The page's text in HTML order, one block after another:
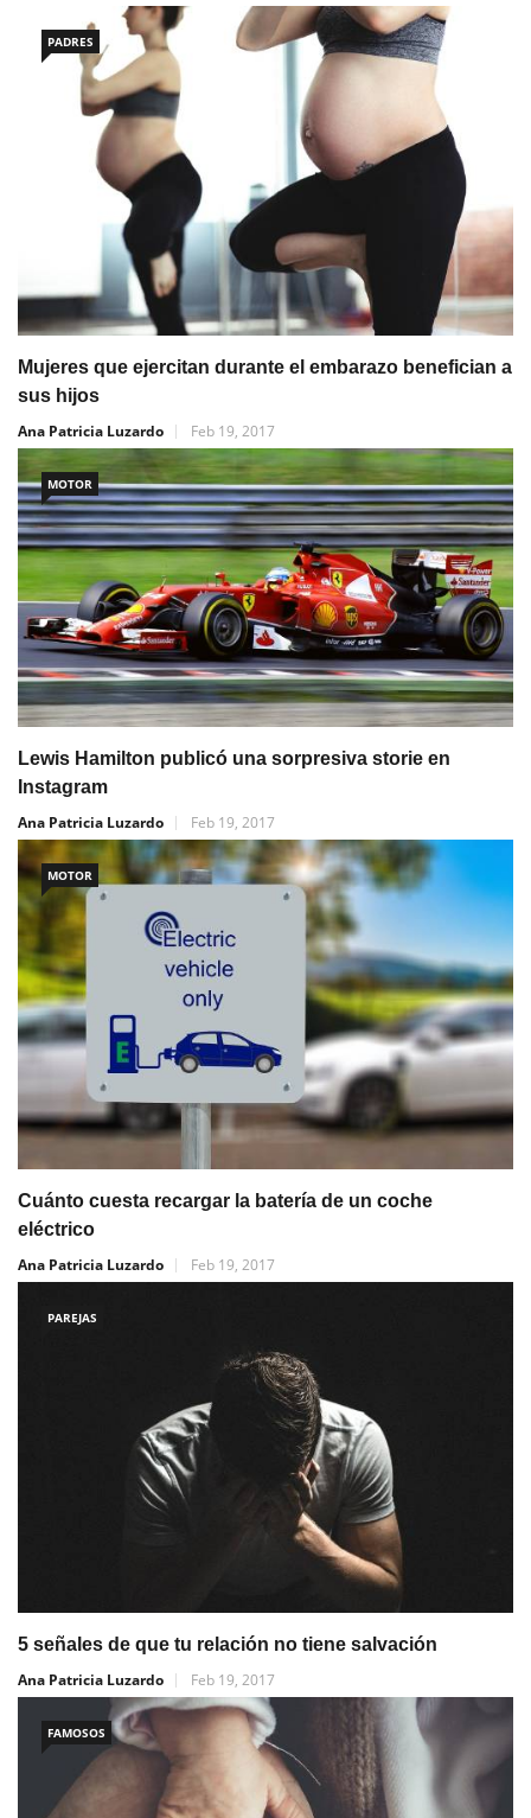
PADRES
Mujeres que ejercitan durante el embarazo benefician a
sus hijos
Ana Patricia Luzardo
Feb 19, 2017
MOTOR
Lewis Hamilton publicó una sorpresiva storie en
Instagram
Ana Patricia Luzardo
Feb 19, 2017
MOTOR
Cuánto cuesta recargar la batería de un coche
eléctrico
Ana Patricia Luzardo
Feb 19, 2017
PAREJAS
5 señales de que tu relación no tiene salvación
Ana Patricia Luzardo
Feb 19, 2017
FAMOSOS